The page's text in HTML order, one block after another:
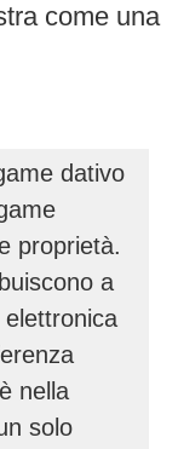
come una
dativo
proprietà.
a
nella
solo